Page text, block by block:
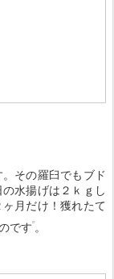
その羅臼でもブド
水揚げは２ｋｇし
月だけ！獲れたて
です 。